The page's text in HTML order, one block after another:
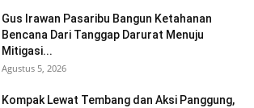
Gus Irawan Pasaribu Bangun Ketahanan
Bencana Dari Tanggap Darurat Menuju
Mitigasi...
Agustus 5, 2026
Kompak Lewat Tembang dan Aksi Panggung,